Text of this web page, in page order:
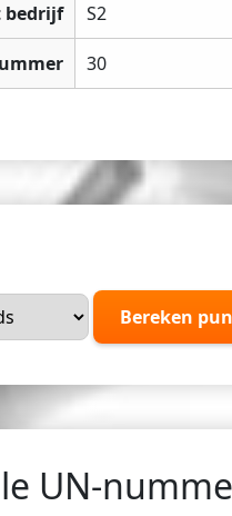
bedrijf S2
30
Bereken
UN-